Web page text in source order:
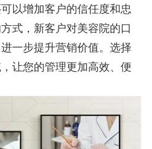
以增加客户的信任度和忠
式，新客户对美容院的口
一步提升营销价值。选择
让您的管理更加高效、便